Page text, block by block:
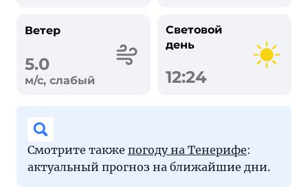
Ветер
5.0
м/с, слабый
Световой
день
12:24
Смотрите также погоду на Тенерифе:
актуальный прогноз на ближайшие дни.